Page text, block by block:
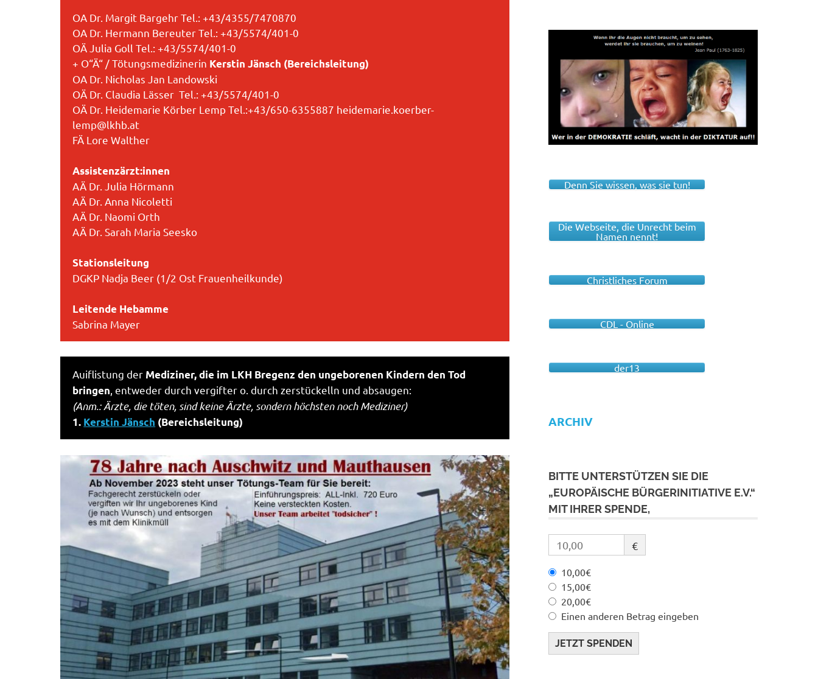
OA Dr. Margit Bargehr Tel.: +43/4355/7470870
OA Dr. Hermann Bereuter Tel.: +43/5574/401-0
OÄ Julia Goll Tel.: +43/5574/401-0
+ O“Ä“ / Tötungsmedizinerin Kerstin Jänsch (Bereichsleitung)
OA Dr. Nicholas Jan Landowski
OÄ Dr. Claudia Lässer Tel.: +43/5574/401-0
OÄ Dr. Heidemarie Körber Lemp Tel.:+43/650-6355887 heidemarie.koerber-
lemp@lkhb.at
FÄ Lore Walther
Assistenzärzt:innen
AÄ Dr. Julia Hörmann
AÄ Dr. Anna Nicoletti
AÄ Dr. Naomi Orth
AÄ Dr. Sarah Maria Seesko
Stationsleitung
DGKP Nadja Beer (1/2 Ost Frauenheilkunde)
Leitende Hebamme
Sabrina Mayer
Auiflistung der Mediziner, die im LKH Bregenz den ungeborenen Kindern den Tod
bringen , entweder durch vergifter o. durch zerstückelln und absaugen:
(Anm.: Ärzte, die töten, sind keine Ärzte, sondern höchsten noch Mediziner)
1. Kerstin Jänsch (Bereichsleitung)
Denn Sie wissen, was sie tun!
Die Webseite, die Unrecht beim
Namen nennt!
Christliches Forum
CDL - Online
der13
ARCHIV
BITTE UNTERSTÜTZEN SIE DIE
„EUROPÄISCHE BÜRGERINITIATIVE E.V.“
MIT IHRER SPENDE,
€
10,00€
15,00€
20,00€
Einen anderen Betrag eingeben
JETZT SPENDEN